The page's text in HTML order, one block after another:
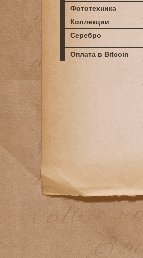
Фототехника
Коллекции
Серебро
Оплата в Bitcoin